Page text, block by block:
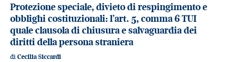
Protezione speciale, divieto di respingimento e
obblighi costituzionali: l’art. 5, comma 6 TUI
quale clausola di chiusura e salvaguardia dei
diritti della persona straniera
di Cecilia Siccardi